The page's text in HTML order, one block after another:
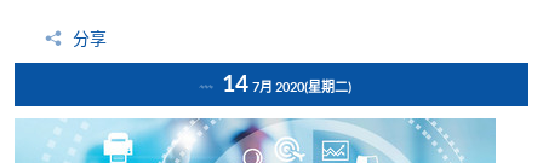
分享
14 7月 2020(星期二)